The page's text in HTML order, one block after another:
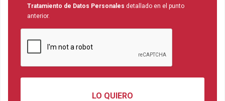
Tratamiento de Datos Personales detallado en el punto
anterior.